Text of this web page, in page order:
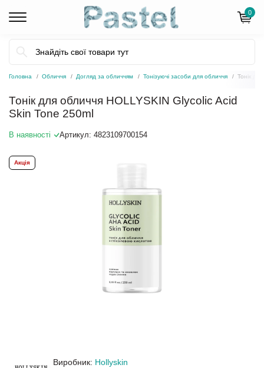
0
Головна Обличчя Догляд за обличчям Тонізуючі засоби для обличчя Тонік
Тонік для обличчя HOLLYSKIN Glycolic Acid
Skin Tone 250ml
В наявності Артикул: 4823109700154
Акція
Виробник: Hollyskin